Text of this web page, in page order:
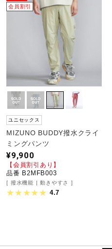
メディカル
コラボ／ライセンス
セール
直営店一覧
会員割引
ユニセックス
MIZUNO BUDDY撥水クライ
ミングパンツ
¥9,900
【会員割引あり】
品番 B2MFB003
撥水機能 動きやすさ
4.7